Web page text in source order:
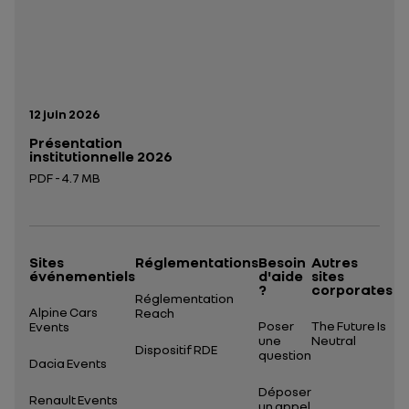
Date de publication:
12 juin 2026
Présentation
institutionnelle 2026
PDF - 4.7 MB
Sites
événementiels
Alpine Cars
Events
Dacia Events
Renault Events
Réglementations
Réglementation
Reach
Dispositif RDE
Besoin
d'aide
?
Poser
une
question
Déposer
Autres
sites
corporates
The Future Is
Neutral